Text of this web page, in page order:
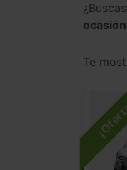
ocasión
Te